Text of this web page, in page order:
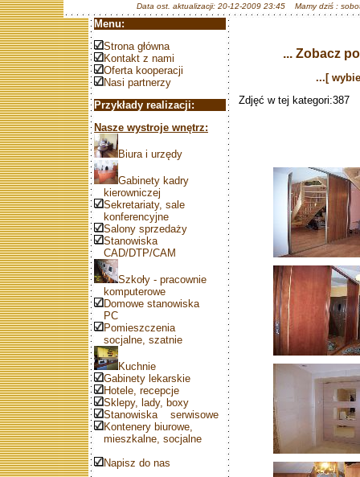
Data ost. aktualizacji: 20-12-2009 23:45 Mamy dziś :
Menu:
Strona główna
Kontakt z nami
Oferta kooperacji
Nasi partnerzy
Przykłady realizacji:
Nasze wystroje wnętrz:
Biura i urzędy
Gabinety kadry
kierowniczej
Sekretariaty, sale
konferencyjne
Salony sprzedaży
Stanowiska
CAD/DTP/CAM
Szkoły - pracownie
komputerowe
Domowe stanowiska
PC
Pomieszczenia
socjalne, szatnie
Kuchnie
Gabinety lekarskie
Hotele, recepcje
Sklepy, lady, boxy
Stanowiska serwisowe
Kontenery biurowe,
mieszkalne, socjalne
Napisz do nas
... Zobacz
...[
Zdjęć w tej kategori:387